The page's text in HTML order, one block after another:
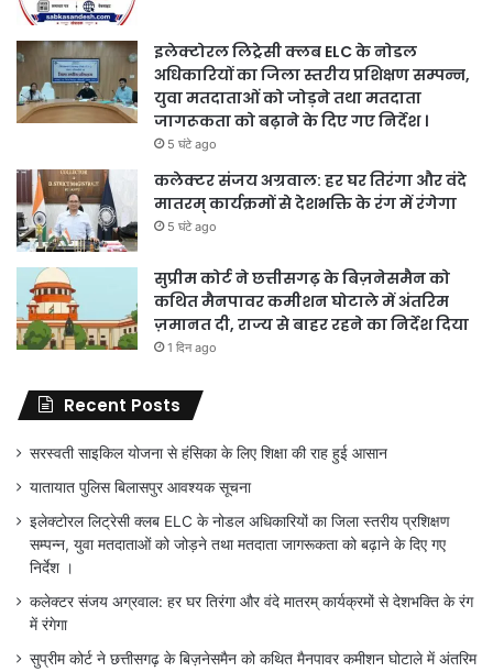
इलेक्टोरल लिट्रेसी क्लब ELC के नोडल
अधिकारियों का जिला स्तरीय प्रशिक्षण सम्पन्न,
युवा मतदाताओं को जोड़ने तथा मतदाता
जागरूकता को बढ़ाने के दिए गए निर्देश ।
5 घंटे ago
कलेक्टर संजय अग्रवाल: हर घर तिरंगा और वंदे
मातरम् कार्यक्रमों से देशभक्ति के रंग में रंगेगा
5 घंटे ago
सुप्रीम कोर्ट ने छत्तीसगढ़ के बिज़नेसमैन को
कथित मैनपावर कमीशन घोटाले में अंतरिम
ज़मानत दी, राज्य से बाहर रहने का निर्देश दिया
1 दिन ago
Recent Posts
सरस्वती साइकिल योजना से हंसिका के लिए शिक्षा की राह हुई आसान
यातायात पुलिस बिलासपुर आवश्यक सूचना
इलेक्टोरल लिट्रेसी क्लब ELC के नोडल अधिकारियों का जिला स्तरीय प्रशिक्षण
सम्पन्न, युवा मतदाताओं को जोड़ने तथा मतदाता जागरूकता को बढ़ाने के दिए गए
निर्देश ।
कलेक्टर संजय अग्रवाल: हर घर तिरंगा और वंदे मातरम् कार्यक्रमों से देशभक्ति के रंग
में रंगेगा
सुप्रीम कोर्ट ने छत्तीसगढ़ के बिज़नेसमैन को कथित मैनपावर कमीशन घोटाले में अंतरिम